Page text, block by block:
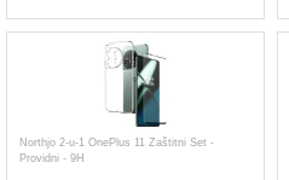
Northjo 2-u-1 OnePlus 11 Zaštitni Set -
Providni - 9H